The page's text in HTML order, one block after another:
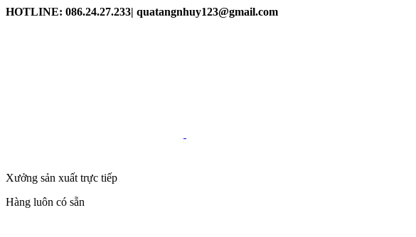
HOTLINE: 086.24.27.233| quatangnhuy123@gmail.com
Xưởng sản xuất trực tiếp
Hàng luôn có sẵn